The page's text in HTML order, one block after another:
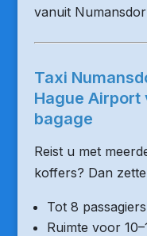
vanuit
Taxi
Hague Airport
bagage
Reist u met
koffers? Dan
Tot 8 passagiers
Ruimte voor